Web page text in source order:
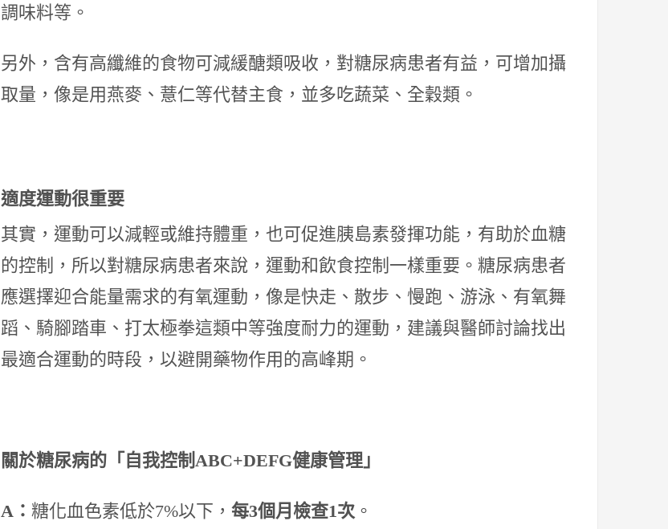
調味料等。
另外，含有高纖維的食物可減緩醣類吸收，對糖尿病患者有益，可增加攝
取量，像是用燕麥、薏仁等代替主食，並多吃蔬菜、全穀類。
適度運動很重要
其實，運動可以減輕或維持體重，也可促進胰島素發揮功能，有助於血糖
的控制，所以對糖尿病患者來說，運動和飲食控制一樣重要。糖尿病患者
應選擇迎合能量需求的有氧運動，像是快走、散步、慢跑、游泳、有氧舞
蹈、騎腳踏車、打太極拳這類中等強度耐力的運動，建議與醫師討論找出
最適合運動的時段，以避開藥物作用的高峰期。
關於糖尿病的「自我控制ABC+DEFG健康管理」
A ： 糖化血色素低於7%以下， 每3個月檢查1次 。